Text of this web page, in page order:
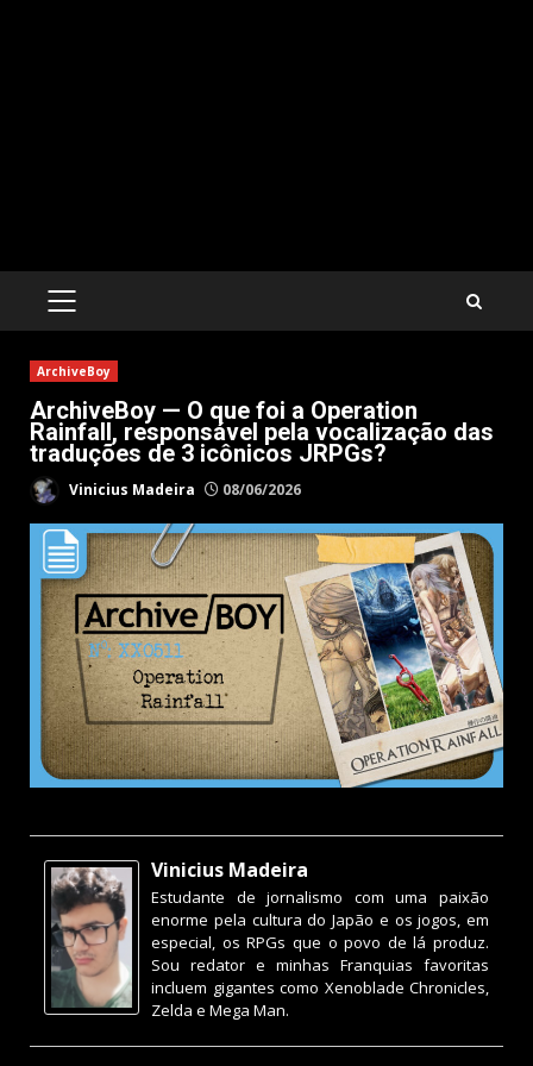
PRIMARY
ArchiveBoy
ArchiveBoy — O que foi a Operation
Rainfall, responsável pela vocalização das
traduções de 3 icônicos JRPGs?
Vinicius Madeira 08/06/2026
Vinicius Madeira
Estudante de jornalismo com uma paixão
enorme pela cultura do Japão e os jogos, em
especial, os RPGs que o povo de lá produz.
Sou redator e minhas Franquias favoritas
incluem gigantes como Xenoblade Chronicles,
Zelda e Mega Man.